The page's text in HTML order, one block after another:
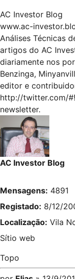
AC Investor Blog
www.ac-
Análises Técnicas
artigos do AC
diariamente nos
Benzinga,
editor e
http://twitter.com/
newsletter.
AC Investor Blog
Mensagens: 4891
Registado: 8/12/
Localização: Vila
Sítio web
Topo